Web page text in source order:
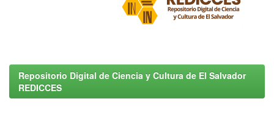
Repositorio Digital de Ciencia y Cultura de El Salvador
REDICCES